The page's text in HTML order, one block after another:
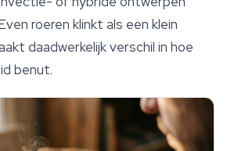
roeren klinkt als een klein
daadwerkelijk verschil in hoe
benut.